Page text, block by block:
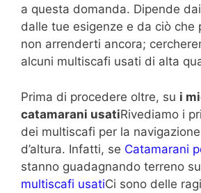
a questa domanda. Dipende
dalle tue esigenze e da ciò che
non arrenderti ancora;
alcuni multiscafi usati di alta
Prima di procedere oltre, su i
catamarani usatiRivediamo i
dei multiscafi per la
d’altura. Infatti, se Catamarani
stanno guadagnando terreno
multiscafi usatiCi sono delle